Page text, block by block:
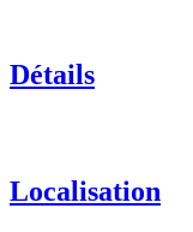
Détails
Localisation